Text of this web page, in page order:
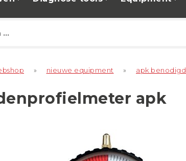
» nieuwe equipment » apk
apk